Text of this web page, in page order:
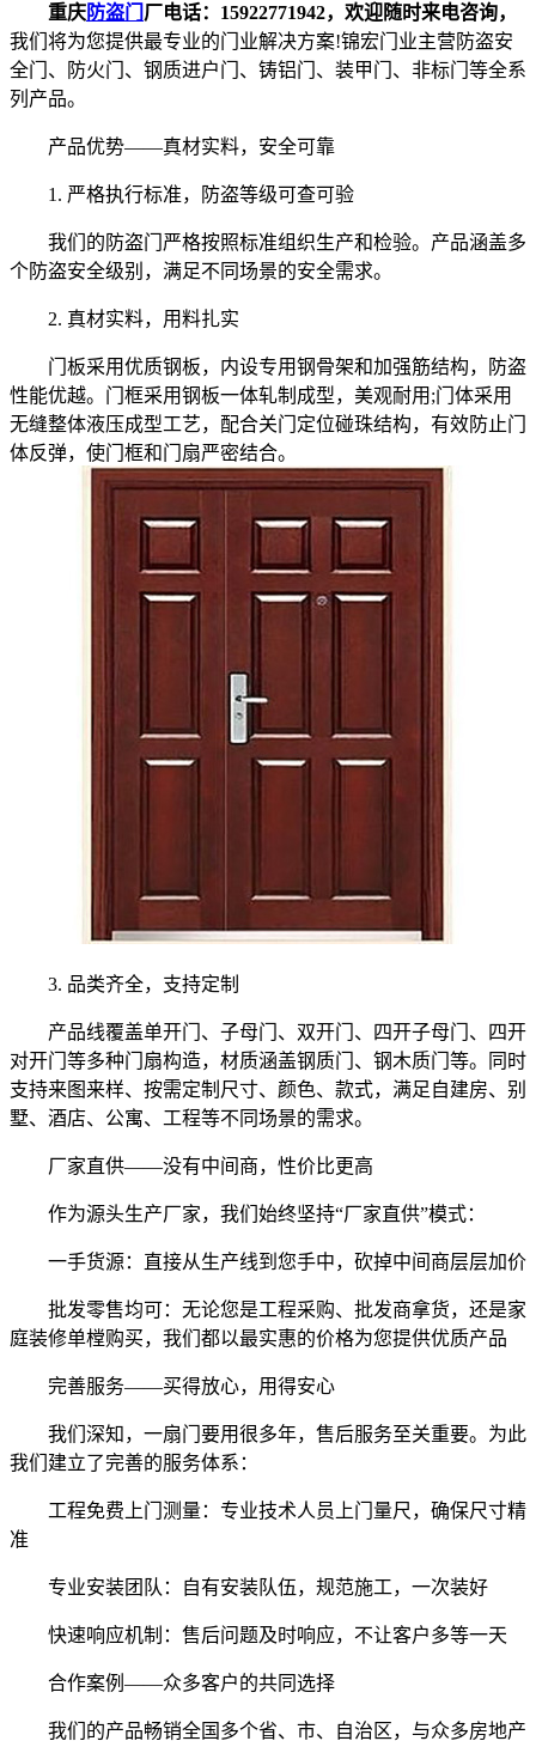
重庆防盗门 厂电话：15922771942，欢迎随时来电咨询，
我们将为您提供最专业的门业解决方案!锦宏门业主营防盗安
全门、防火门、钢质进户门、铸铝门、装甲门、非标门等全系
列产品。
产品优势——真材实料，安全可靠
1. 严格执行标准，防盗等级可查可验
我们的防盗门严格按照标准组织生产和检验。产品涵盖多
个防盗安全级别，满足不同场景的安全需求。
2. 真材实料，用料扎实
门板采用优质钢板，内设专用钢骨架和加强筋结构，防盗
性能优越。门框采用钢板一体轧制成型，美观耐用;门体采用
无缝整体液压成型工艺，配合关门定位碰珠结构，有效防止门
体反弹，使门框和门扇严密结合。
3. 品类齐全，支持定制
产品线覆盖单开门、子母门、双开门、四开子母门、四开
对开门等多种门扇构造，材质涵盖钢质门、钢木质门等。同时
支持来图来样、按需定制尺寸、颜色、款式，满足自建房、别
墅、酒店、公寓、工程等不同场景的需求。
厂家直供——没有中间商，性价比更高
作为源头生产厂家，我们始终坚持“厂家直供”模式：
一手货源：直接从生产线到您手中，砍掉中间商层层加价
批发零售均可：无论您是工程采购、批发商拿货，还是家
庭装修单樘购买，我们都以最实惠的价格为您提供优质产品
完善服务——买得放心，用得安心
我们深知，一扇门要用很多年，售后服务至关重要。为此
我们建立了完善的服务体系：
工程免费上门测量：专业技术人员上门量尺，确保尺寸精
准
专业安装团队：自有安装队伍，规范施工，一次装好
快速响应机制：售后问题及时响应，不让客户多等一天
合作案例——众多客户的共同选择
我们的产品畅销全国多个省、市、自治区，与众多房地产